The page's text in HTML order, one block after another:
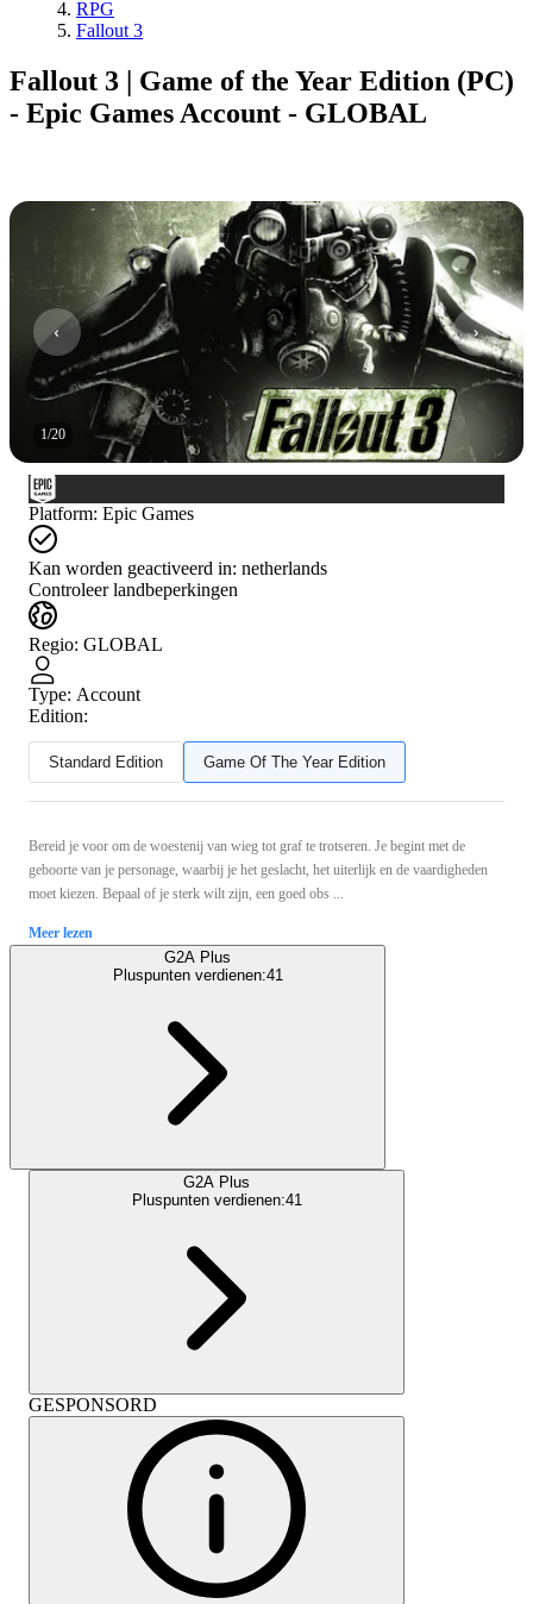
RPG
Fallout 3
Fallout 3 | Game of the Year Edition (PC)
- Epic Games Account - GLOBAL
1/20
Platform: Epic Games
Kan worden geactiveerd in: netherlands
Controleer landbeperkingen
Regio: GLOBAL
Type: Account
Edition:
Standard Edition Game Of The Year Edition
Bereid je voor om de woestenij van wieg tot graf te trotseren. Je begint met de
geboorte van je personage, waarbij je het geslacht, het uiterlijk en de vaardigheden
moet kiezen. Bepaal of je sterk wilt zijn, een goed obs ...
Meer lezen
G2A Plus
Pluspunten verdienen:41
G2A Plus
Pluspunten verdienen:41
GESPONSORD